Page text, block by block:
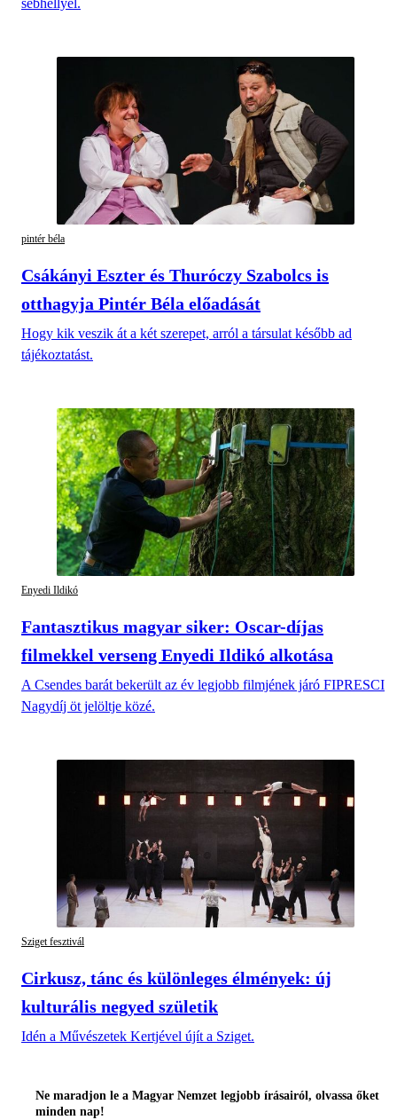
sebhellyel.
pintér béla
Csákányi Eszter és Thuróczy Szabolcs is
otthagyja Pintér Béla előadását
Hogy kik veszik át a két szerepet, arról a társulat később ad
tájékoztatást.
Enyedi Ildikó
Fantasztikus magyar siker: Oscar-díjas
filmekkel verseng Enyedi Ildikó alkotása
A Csendes barát bekerült az év legjobb filmjének járó FIPRESCI
Nagydíj öt jelöltje közé.
Sziget fesztivál
Cirkusz, tánc és különleges élmények: új
kulturális negyed születik
Idén a Művészetek Kertjével újít a Sziget.
Ne maradjon le a Magyar Nemzet legjobb írásairól, olvassa őket
minden nap!